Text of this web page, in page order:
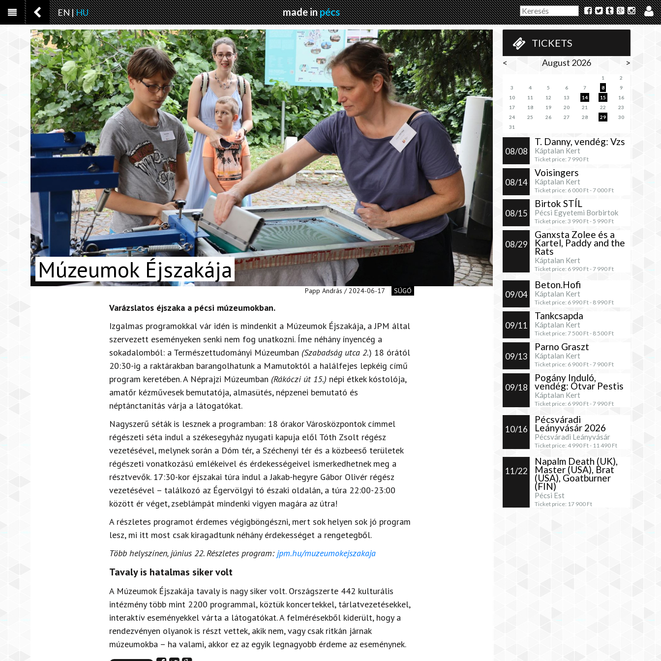
EN|HU made inpécs
TICKETS
< August 2026 >
1
2
3
4 5 6 7 8
9
10
11 12 13 14 15
16
17
18 19 20 21 22
23
24
25 26 27 28 29
30
31
08/08
T. Danny, vendég: Vzs
Káptalan Kert
Ticket price: 7 990 Ft
08/14
Voisingers
Káptalan Kert
Ticket price: 6 000 Ft -7 000 Ft
08/15
Birtok STÍL
Pécsi Egyetemi Borbirtok
Ticket price: 3 990 Ft - 5 990 Ft
08/29
Ganxsta Zolee és a
Kartel, Paddy and the
Rats
Káptalan Kert
Ticket price: 6 990 Ft -7 990 Ft
09/04
Beton.Hofi
Káptalan Kert
Ticket price: 6 990 Ft - 8 990 Ft
09/11
Tankcsapda
Káptalan Kert
Ticket price: 7 500 Ft - 8 500 Ft
09/13
Parno Graszt
Káptalan Kert
Ticket price: 6 900 Ft -7 900 Ft
09/18
Pogány Induló,
vendég: Ótvar Pestis
Káptalan Kert
Ticket price: 6 990 Ft -7 990 Ft
10/16
Pécsváradi
Leányvásár 2026
Pécsváradi Leányvásár
Ticket price: 4 990 Ft - 11 490 Ft
11/22
Napalm Death (UK),
Master (USA), Brat
(USA), Goatburner
(FIN)
Pécsi Est
Ticket price: 17 900 Ft
Múzeumok Éjszakája
Papp András / 2024-06-17 SÚGÓ
Varázslatos éjszaka a pécsi múzeumokban.
Izgalmas programokkal vár idén is mindenkit a Múzeumok Éjszakája, a JPM által
szervezett eseményeken senki nem fog unatkozni. Íme néhány ínyencég a
sokadalomból: a Természettudományi Múzeumban (Szabadság utca 2.) 18 órától
20:30-ig a raktárakban barangolhatunk a Mamutoktól a halálfejes lepkéig című
program keretében. A Néprajzi Múzeumban (Rákóczi út 15.) népi étkek kóstolója,
amatőr kézművesek bemutatója, almasütés, népzenei bemutató és
néptánctanítás várja a látogatókat.
Nagyszerű séták is lesznek a programban: 18 órakor Városközpontok címmel
régészeti séta indul a székesegyház nyugati kapuja elől Tóth Zsolt régész
vezetésével, melynek során a Dóm tér, a Széchenyi tér és a közbeeső területek
régészeti vonatkozású emlékeivel és érdekességeivel ismerkedhetnek meg a
résztvevők. 17:30-kor éjszakai túra indul a Jakab-hegyre Gábor Olivér régész
vezetésével – találkozó az Égervölgyi tó északi oldalán, a túra 22:00-23:00
között ér véget, zseblámpát mindenki vigyen magára az útra!
A részletes programot érdemes végigböngészni, mert sok helyen sok jó program
lesz, mi itt most csak kiragadtunk néhány érdekességet a rengetegből.
Több helyszínen, június 22. Részletes program: jpm.hu/muzeumokejszakaja
Tavaly is hatalmas siker volt
A Múzeumok Éjszakája tavaly is nagy siker volt. Országszerte 442 kulturális
intézmény több mint 2200 programmal, köztük koncertekkel, tárlatvezetésekkel,
interaktív eseményekkel várta a látogatókat. A felmérésekből kiderült, hogy a
rendezvényen olyanok is részt vettek, akik nem, vagy csak ritkán járnak
múzeumokba – ha valami, akkor ez az egyik legnagyobb érdeme az eseménynek.